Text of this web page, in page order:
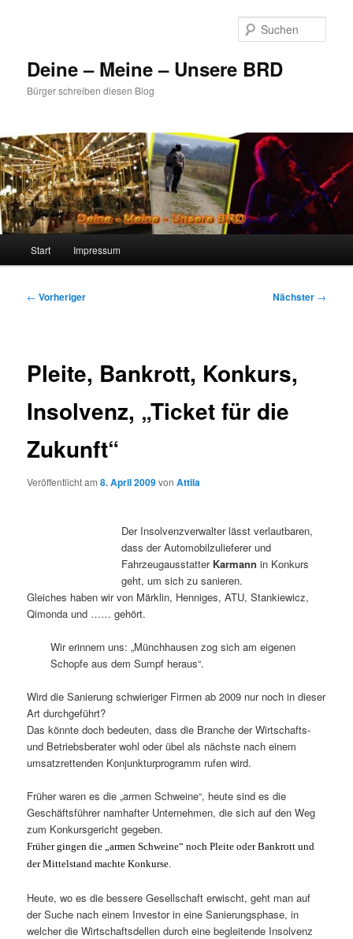
Deine – Meine – Unsere BRD
Bürger schreiben diesen Blog
Start Impressum
Beitragsnavigation
← Vorheriger Nächster →
Pleite, Bankrott, Konkurs,
Insolvenz, „Ticket für die
Zukunft“
Veröffentlicht am8. April 2009vonAttila
Der Insolvenzverwalter lässt verlautbaren,
dass der Automobilzulieferer und
Fahrzeugausstatter Karmann in Konkurs
geht, um sich zu sanieren.
Gleiches haben wir von Märklin, Henniges, ATU, Stankiewicz,
Qimonda und …… gehört.
Wir erinnern uns: „Münchhausen zog sich am eigenen
Schopfe aus dem Sumpf heraus“.
Wird die Sanierung schwieriger Firmen ab 2009 nur noch in dieser
Art durchgeführt?
Das könnte doch bedeuten, dass die Branche der Wirtschafts-
und Betriebsberater wohl oder übel als nächste nach einem
umsatzrettenden Konjunkturprogramm rufen wird.
Früher waren es die „armen Schweine“, heute sind es die
Geschäftsführer namhafter Unternehmen, die sich auf den Weg
zum Konkursgericht gegeben.
Früher gingen die „armen Schweine“ noch Pleite oder Bankrott und
der Mittelstand machte Konkurse.
Heute, wo es die bessere Gesellschaft erwischt, geht man auf
der Suche nach einem Investor in eine Sanierungsphase, in
welcher die Wirtschaftsdellen durch eine begleitende Insolvenz